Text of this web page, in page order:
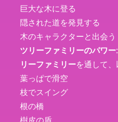
巨大な木に登る
隠された道を発見する
木のキャラクターと出会う
ツリーファミリーのパワー:
リーファミリーを通して、
葉っぱで滑空
枝でスイング
根の橋
樹皮の盾